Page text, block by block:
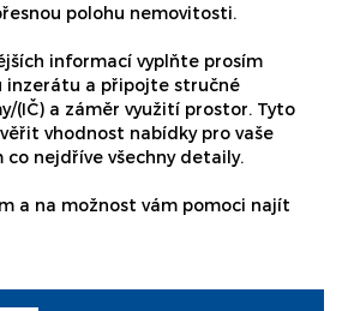
polohu nemovitosti.
informací vyplňte prosím
a připojte stručné
(IČ) a záměr využití prostor. Tyto
vhodnost nabídky pro vaše
nejdříve všechny detaily.
a na možnost vám pomoci najít